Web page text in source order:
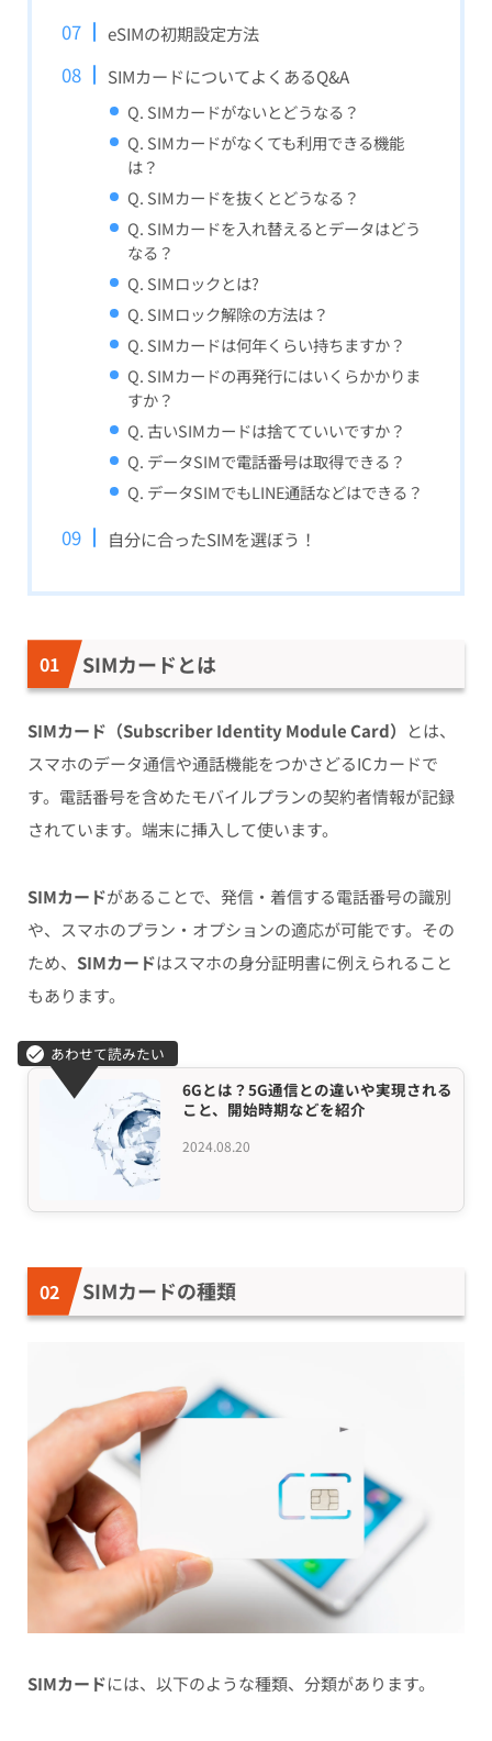
eSIMの初期設定方法
SIMカードについてよくあるQ&A
Q. SIMカードがないとどうなる？
Q. SIMカードがなくても利用できる機能
は？
Q. SIMカードを抜くとどうなる？
Q. SIMカードを入れ替えるとデータはどう
なる？
Q. SIMロックとは?
Q. SIMロック解除の方法は？
Q. SIMカードは何年くらい持ちますか？
Q. SIMカードの再発行にはいくらかかりま
すか？
Q. 古いSIMカードは捨てていいですか？
Q. データSIMで電話番号は取得できる？
Q. データSIMでもLINE通話などはできる？
自分に合ったSIMを選ぼう！
SIMカードとは
SIMカード（Subscriber Identity Module Card）
とは、
スマホのデータ通信や通話機能をつかさどるICカードで
す。電話番号を含めたモバイルプランの契約者情報が記録
されています。端末に挿入して使います。
SIMカードがあることで、発信・着信する電話番号の識別
や、スマホのプラン・オプションの適応が可能です。その
ため、 SIMカードはスマホの身分証明書に例えられること
もあります。
2024.08.20
6Gとは？5G通信との違いや実現される
こと、開始時期などを紹介
SIMカードの種類
SIMカードには、以下のような種類、分類があります。